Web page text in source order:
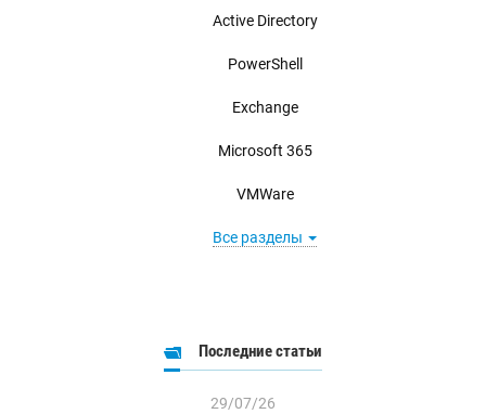
Active Directory
PowerShell
Exchange
Microsoft 365
VMWare
Все разделы
Последние статьи
29/07/26